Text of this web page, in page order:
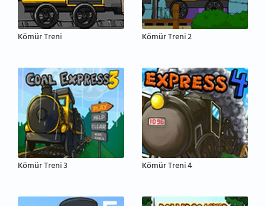
Kömür Treni Kömür Treni 2
Kömür Treni 3 Kömür Treni 4